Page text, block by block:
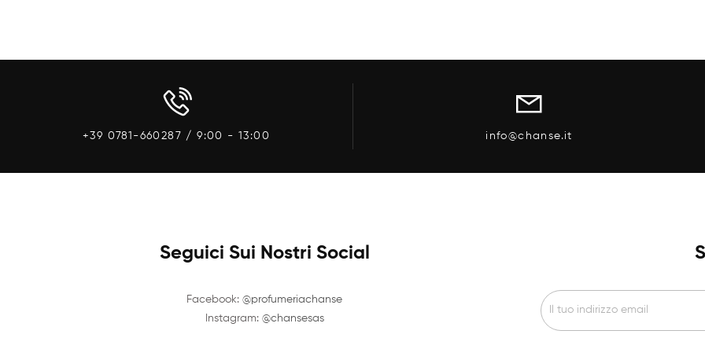
+39 0781-660287 / 9:00 - 13:00 info@chanse.it
Seguici Sui Nostri Social
Facebook: @profumeriachanse
Instagram: @chansesas